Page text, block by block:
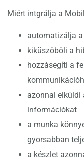
Miért intgrálja a
automatizálja a
kiküszöböli a
hozzásegíti a
azonnal elküldi
információkat
a munka
gyorsabban
a készlet